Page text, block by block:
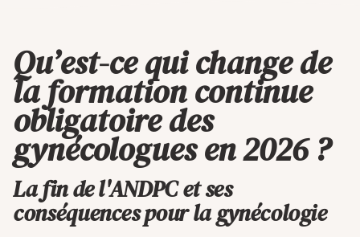
Qu’est-ce qui change de
la formation continue
obligatoire des
gynécologues en 2026 ?
La fin de l'ANDPC et ses
conséquences pour la gynécologie